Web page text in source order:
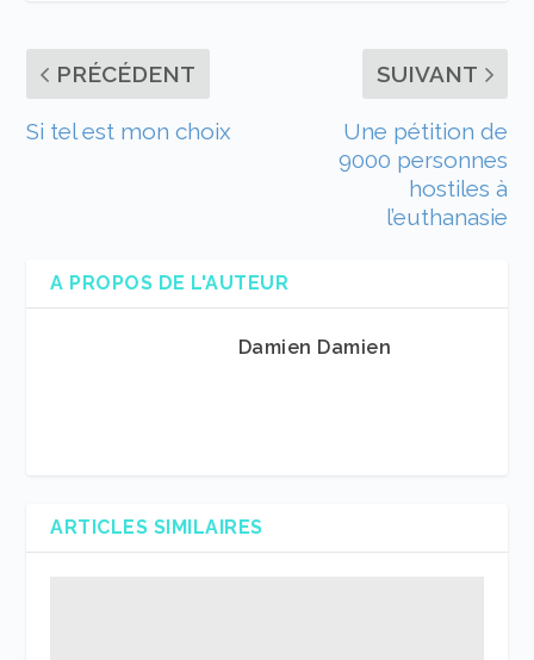
PRÉCÉDENT
Si tel est mon choix
SUIVANT
Une pétition de
9000 personnes
hostiles à
l’euthanasie
A PROPOS DE L'AUTEUR
Damien Damien
ARTICLES SIMILAIRES